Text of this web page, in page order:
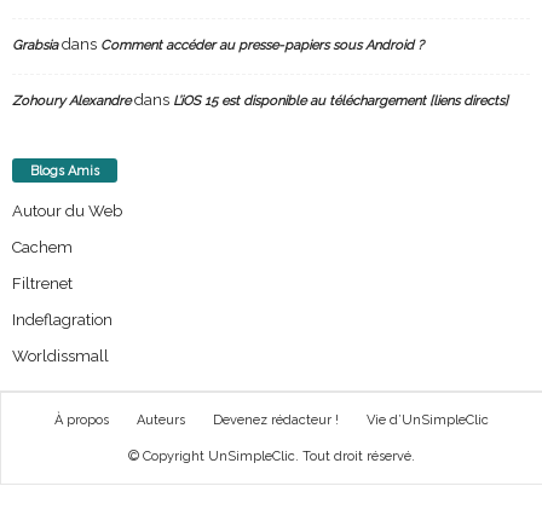
Grabsiadans Comment accéder au presse-papiers sous Android ?
Zohoury Alexandredans L’iOS 15 est disponible au téléchargement [liens directs]
Blogs Amis
Autour du Web
Cachem
Filtrenet
Indeflagration
Worldissmall
À propos Auteurs Devenez rédacteur ! Vie d’UnSimpleClic
© Copyright UnSimpleClic. Tout droit réservé.